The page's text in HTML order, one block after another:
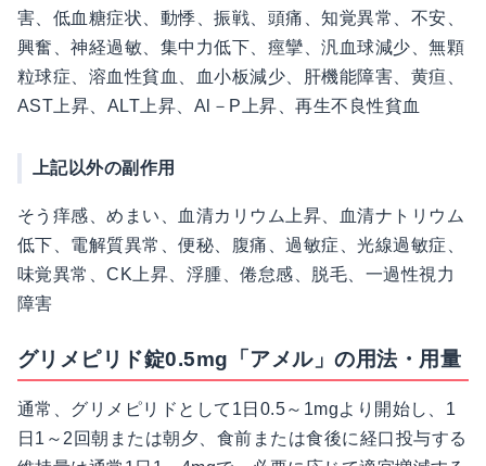
害、低血糖症状、動悸、振戦、頭痛、知覚異常、不安、
興奮、神経過敏、集中力低下、痙攣、汎血球減少、無顆
粒球症、溶血性貧血、血小板減少、肝機能障害、黄疸、
AST上昇、ALT上昇、Al－P上昇、再生不良性貧血
上記以外の副作用
そう痒感、めまい、血清カリウム上昇、血清ナトリウム
低下、電解質異常、便秘、腹痛、過敏症、光線過敏症、
味覚異常、CK上昇、浮腫、倦怠感、脱毛、一過性視力
障害
グリメピリド錠0.5mg「アメル」の用法・用量
通常、グリメピリドとして1日0.5～1mgより開始し、1
日1～2回朝または朝夕、食前または食後に経口投与する